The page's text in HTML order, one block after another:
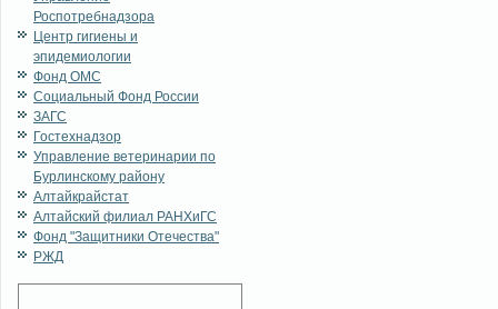
Роспотребнадзора
Центр гигиены и
эпидемиологии
Фонд ОМС
Социальный Фонд России
ЗАГС
Гостехнадзор
Управление ветеринарии по
Бурлинскому району
Алтайкрайстат
Алтайский филиал РАНХиГС
Фонд "Защитники Отечества"
РЖД